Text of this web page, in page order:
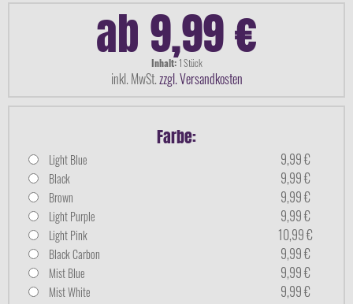
ab 9,99 €
Inhalt:1 Stück
inkl. MwSt.zzgl. Versandkosten
Farbe:
Light Blue 9,99 €
Black 9,99 €
Brown 9,99 €
Light Purple 9,99 €
Light Pink 10,99 €
Black Carbon 9,99 €
Mist Blue 9,99 €
Mist White 9,99 €